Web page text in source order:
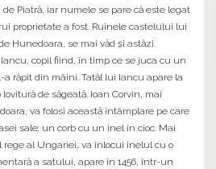
Piatră, iar numele se pare că este legat
proprietate a fost. Ruinele castelului lui
Hunedoara, se mai văd și astăzi.
copil fiind, în timp ce se juca cu un
răpit din mâini. Tatăl lui Iancu apare la
de săgeată. Ioan Corvin, mai
va folosi această întâmplare pe care
sale; un corb cu un inel în cioc. Mai
al Ungariei, va înlocui inelul cu o
a satului, apare în 1456, într-un